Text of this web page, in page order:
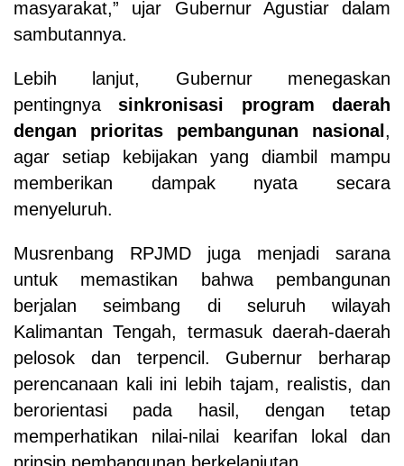
masyarakat,” ujar Gubernur Agustiar dalam
sambutannya.
Lebih lanjut, Gubernur menegaskan
pentingnyasinkronisasi program daerah
dengan prioritas pembangunan nasional ,
agar setiap kebijakan yang diambil mampu
memberikan dampak nyata secara
menyeluruh.
Musrenbang RPJMD juga menjadi sarana
untuk memastikan bahwa pembangunan
berjalan seimbang di seluruh wilayah
Kalimantan Tengah, termasuk daerah-daerah
pelosok dan terpencil. Gubernur berharap
perencanaan kali ini lebih tajam, realistis, dan
berorientasi pada hasil, dengan tetap
memperhatikan nilai-nilai kearifan lokal dan